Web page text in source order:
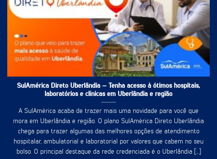
SulAmérica Direto Uberlândia – Tenha acesso à ótimos hospitais,
laboratórios e clínicas em Uberlândia e região
A SulAmérica acaba de trazer mais uma novidade para você que
mora em Uberlândia e região. O plano SulAmérica Direto Uberlândia
chega para trazer algumas das melhores opções de atendimento
hospitalar, ambulatorial e laboratorial por valores que cabem no seu
bolso. O principal destaque da rede credenciada é o Uberlândia [...]